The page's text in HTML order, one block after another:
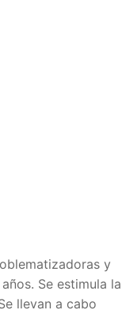
y
Se estimula la
llevan a cabo